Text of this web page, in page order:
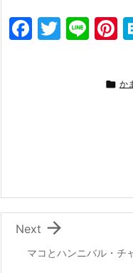
F
T
Li
e
 か
マコとハンニバル・

Next